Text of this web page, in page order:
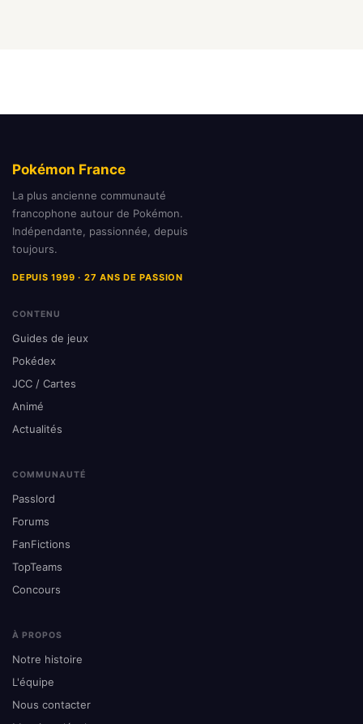
Pokémon France
La plus ancienne communauté
francophone autour de Pokémon.
Indépendante, passionnée, depuis
toujours.
DEPUIS 1999 · 27 ANS DE PASSION
CONTENU
Guides de jeux
Pokédex
JCC / Cartes
Animé
Actualités
COMMUNAUTÉ
Passlord
Forums
FanFictions
TopTeams
Concours
À PROPOS
Notre histoire
L'équipe
Nous contacter